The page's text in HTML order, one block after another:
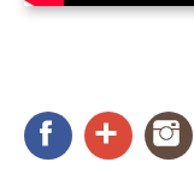
FacebookGoogle+